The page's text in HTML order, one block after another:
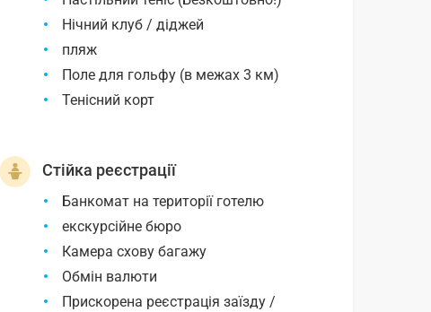
Нічний клуб / діджей
пляж
Поле для гольфу (в межах 3 км)
Тенісний корт
Стійка реєстрації
Банкомат на території готелю
екскурсійне бюро
Камера схову багажу
Обмін валюти
Прискорена реєстрація заїзду /